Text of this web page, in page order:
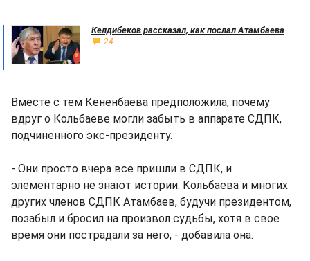
Келдибеков рассказал, как послал Атамбаева
24
Вместе с тем Кененбаева предположила, почему
вдруг о Кольбаеве могли забыть в аппарате СДПК,
подчиненного экс-президенту.
- Они просто вчера все пришли в СДПК, и
элементарно не знают истории. Кольбаева и многих
других членов СДПК Атамбаев, будучи президентом,
позабыл и бросил на произвол судьбы, хотя в свое
время они пострадали за него, - добавила она.